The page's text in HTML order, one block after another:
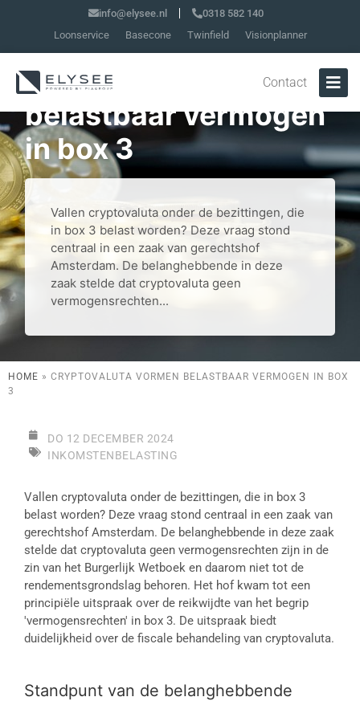
info@elysee.nl
0318 582 140
Loonservice
Basecone Twinfield Visionplanner
Contact
Cryptovaluta vormen
belastbaar vermogen
in box 3
Vallen cryptovaluta onder de bezittingen, die
in box 3 belast worden? Deze vraag stond
centraal in een zaak van gerechtshof
Amsterdam. De belanghebbende in deze
zaak stelde dat cryptovaluta geen
vermogensrechten...
HOME » CRYPTOVALUTA VORMEN BELASTBAAR VERMOGEN IN BOX
3
DO 12 DECEMBER 2024
INKOMSTENBELASTING
Vallen cryptovaluta onder de bezittingen, die in box 3
belast worden? Deze vraag stond centraal in een zaak van
gerechtshof Amsterdam. De belanghebbende in deze zaak
stelde dat cryptovaluta geen vermogensrechten zijn in de
zin van het Burgerlijk Wetboek en daarom niet tot de
rendementsgrondslag behoren. Het hof kwam tot een
principiële uitspraak over de reikwijdte van het begrip
'vermogensrechten' in box 3. De uitspraak biedt
duidelijkheid over de fiscale behandeling van cryptovaluta.
Standpunt van de belanghebbende